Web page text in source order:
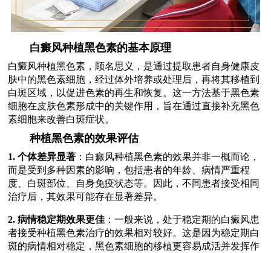
白癜风种植黑色素的基本原理
白癜风种植黑色素，顾名思义，是通过提取患者自身健康皮
肤中的黑色素细胞，经过体外培养或处理后，再将其移植到
白斑区域，以促进色素的再生和恢复。这一方法基于黑色素
细胞在皮肤色素形成中的关键作用，旨在通过直接补充黑色
素细胞来改善白斑症状。
种植黑色素的效果评估
1. 个体差异显著 ：白癜风种植黑色素的效果并非一概而论，
而是受到多种因素的影响，包括患者的年龄、病情严重程
度、白斑部位、自身免疫状态等。因此，不同患者接受相同
治疗后，其效果可能存在显著差异。
2. 病情稳定期效果更佳 ：一般来说，处于稳定期的白癜风患
者接受种植黑色素治疗的效果相对较好。这是因为稳定期白
斑的病情相对稳定，黑色素细胞的移植更容易成活并发挥作